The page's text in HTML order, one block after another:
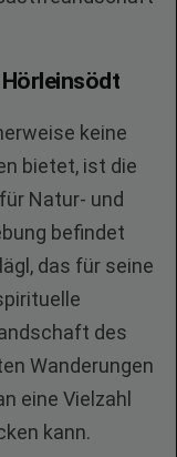
keine
bietet, ist die
Natur- und
befindet
das für seine
des
Wanderungen
eine Vielzahl
kann.